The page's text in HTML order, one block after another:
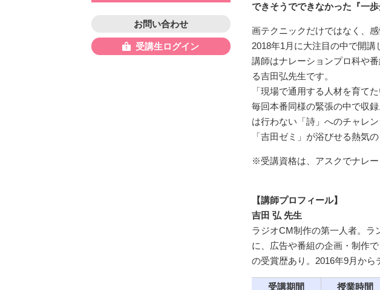
お問い合わせ
受講生ログイン
できそうでできなかった『一歩
画テクニックだけではなく、
2018年1月に大注目の中で開講
講師はナレーションプロ科や
る吉田弘先生です。
「現場で通用する人材を育て
毎回本番同様の緊張の中で収
は行わない「詩」へのチャレ
「吉田ゼミ」が浴びせる熱気
※受講資格は、アスクでナレー
【講師プロフィール】
吉田 弘 先生
ラジオCM制作の第一人者。ラ
に、広告や番組の企画・制作
の受賞歴あり。2016年9月から
受講期間 授業時間